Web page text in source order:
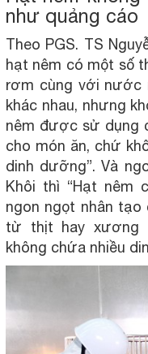
như quảng cáo
Theo PGS. TS
hạt nêm có một số
rơm cùng với nước
khác nhau, nhưng
nêm được sử dụng
cho món ăn, chứ
dinh dưỡng”. Và
Khôi thì “Hạt nêm
ngon ngọt nhân tạo
từ thịt hay xương
không chứa nhiều